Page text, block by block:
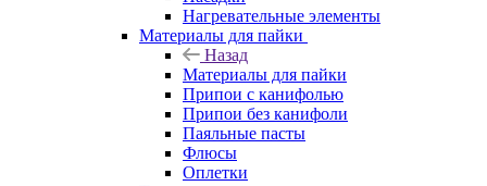
Нагревательные элементы
Материалы для пайки
Назад
Материалы для пайки
Припои с канифолью
Припои без канифоли
Паяльные пасты
Флюсы
Оплетки